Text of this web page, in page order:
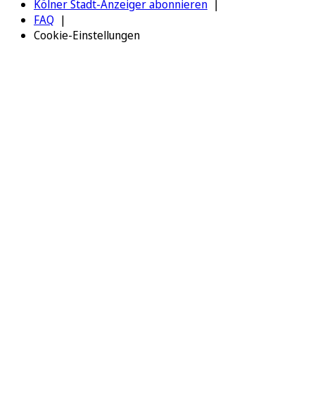
Kölner Stadt-Anzeiger abonnieren
FAQ
Cookie-Einstellungen